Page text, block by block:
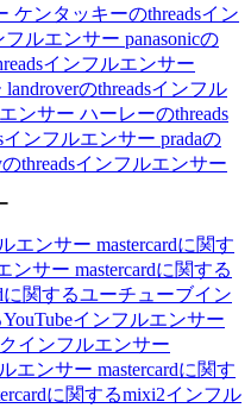
ケンタッキーのthreadsイン
フルエンサー panasonicの
インフルエンサー
landroverのthreadsインフル
ンサー ハーレーのthreads
インフルエンサー pradaの
のthreadsインフルエンサー
エンサー mastercardに関す
ンサー mastercardに関する
に関するユーチューブイン
YouTubeインフルエンサー
インフルエンサー
エンサー mastercardに関す
に関するmixi2インフル